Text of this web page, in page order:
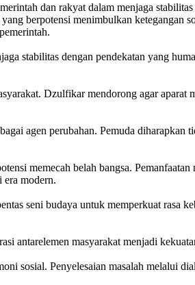
dan rakyat dalam menjaga
berpotensi menimbulkan ketegangan
stabilitas dengan pendekatan yang
Dzulfikar mendorong agar aparat
agen perubahan. Pemuda
memecah belah bangsa. Pemanfaatan
era modern.
seni budaya untuk memperkuat rasa
antarelemen masyarakat menjadi
sosial. Penyelesaian masalah melalui